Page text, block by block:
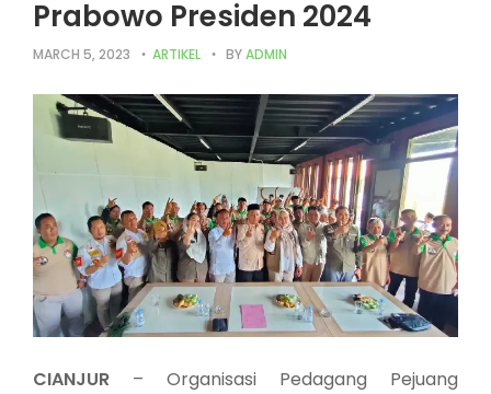
Prabowo Presiden 2024
MARCH 5, 2023 ARTIKEL BYADMIN
CIANJUR – Organisasi Pedagang Pejuang